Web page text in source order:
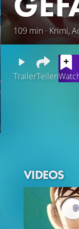
109 min · Krimi,
TrailerTeilen
Gruppe ein
Erinnerungen
zwischen der
VIDEOS